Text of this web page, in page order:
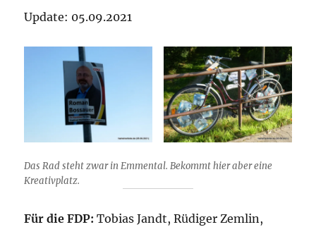
Update: 05.09.2021
Das Rad steht zwar in Emmental. Bekommt hier aber eine
Kreativplatz.
Für die FDP: Tobias Jandt, Rüdiger Zemlin,